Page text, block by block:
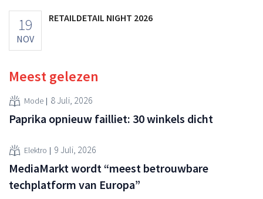
19
NOV
RETAILDETAIL NIGHT 2026
Meest gelezen
Mode 8 Juli, 2026
Paprika opnieuw failliet: 30 winkels dicht
Elektro 9 Juli, 2026
MediaMarkt wordt “meest betrouwbare
techplatform van Europa”